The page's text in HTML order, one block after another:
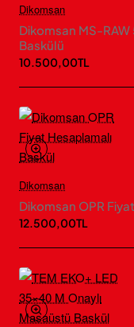
Dikomsan
Dikomsan MS-RAW
Baskülü
10.500,00TL
Dikomsan
Dikomsan OPR
12.500,00TL